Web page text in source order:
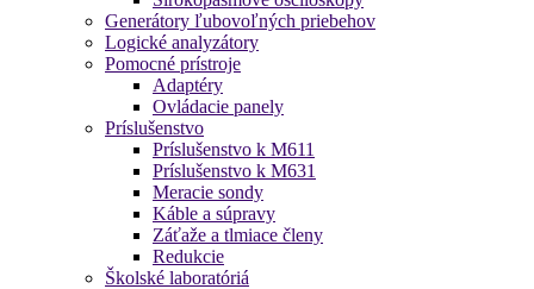
Generátory ľubovoľných priebehov
Logické analyzátory
Pomocné prístroje
Adaptéry
Ovládacie panely
Príslušenstvo
Príslušenstvo k M611
Príslušenstvo k M631
Meracie sondy
Káble a súpravy
Záťaže a tlmiace členy
Redukcie
Školské laboratóriá